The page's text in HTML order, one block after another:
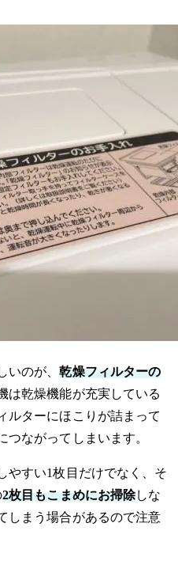
いのが、乾燥フィルターの
は乾燥機能が充実している
ルターにほこりが詰まって
つながってしまいます。
やすい1枚目だけでなく、そ
2枚目もこまめにお掃除しな
しまう場合があるので注意